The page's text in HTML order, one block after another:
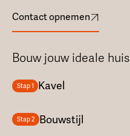
Contact opnemen
Bouw jouw ideale huis
Stap 1 Kavel
Stap 2 Bouwstijl